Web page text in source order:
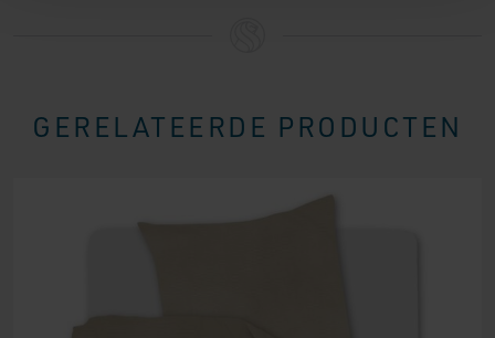
GERELATEERDE PRODUCTEN